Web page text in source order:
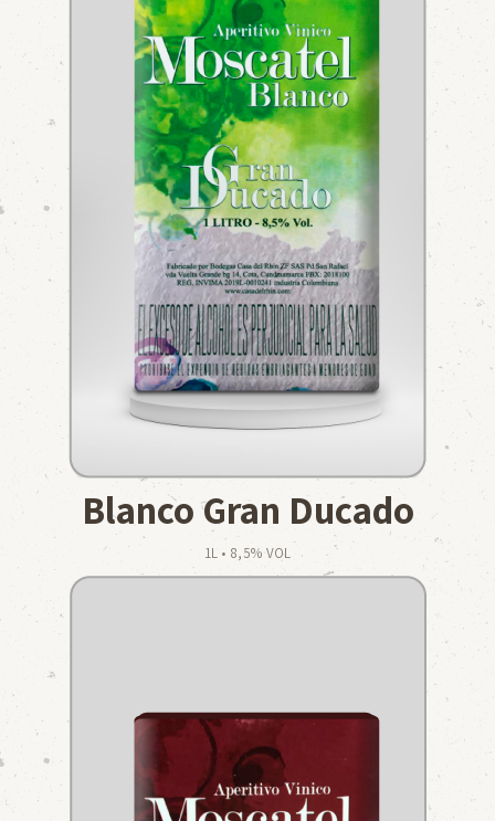
CASA DEL RHIN
SABORES &
MOMENTOS
PRODUCTOS
Blanco Gran Ducado
1L • 8,5% VOL